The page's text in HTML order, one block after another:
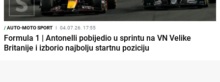
/AUTO-MOTO SPORT I 04.07.26. 17:55
Formula 1 | Antonelli pobijedio u sprintu na VN Velike
Britanije i izborio najbolju startnu poziciju